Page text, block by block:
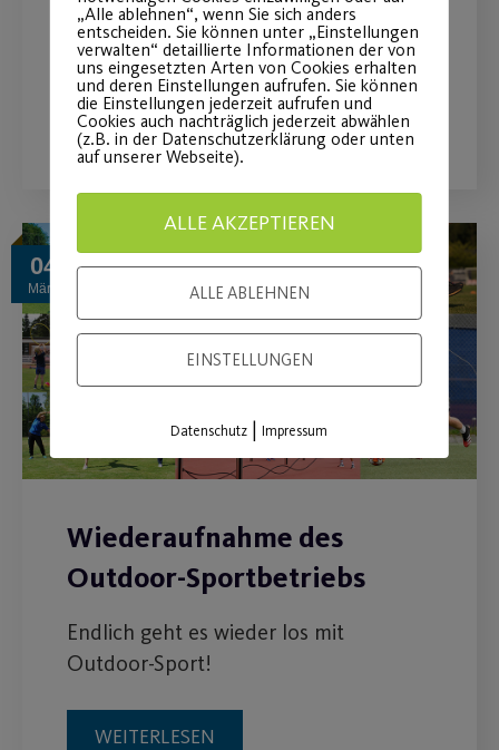
Aktuelles Engagement wird um das
Projekt „Post SV on Ice“ erweitert.
WEITERLESEN
04
März
Wiederaufnahme des
Outdoor-Sportbetriebs
Endlich geht es wieder los mit
Outdoor-Sport!
WEITERLESEN
„Alle ablehnen“, wenn Sie sich anders
entscheiden. Sie können unter „Einstellungen
verwalten“ detaillierte Informationen der von
uns eingesetzten Arten von Cookies erhalten
und deren Einstellungen aufrufen. Sie können
die Einstellungen jederzeit aufrufen und
Cookies auch nachträglich jederzeit abwählen
(z.B. in der Datenschutzerklärung oder unten
auf unserer Webseite).
ALLE AKZEPTIEREN
ALLE ABLEHNEN
EINSTELLUNGEN
Datenschutz |Impressum